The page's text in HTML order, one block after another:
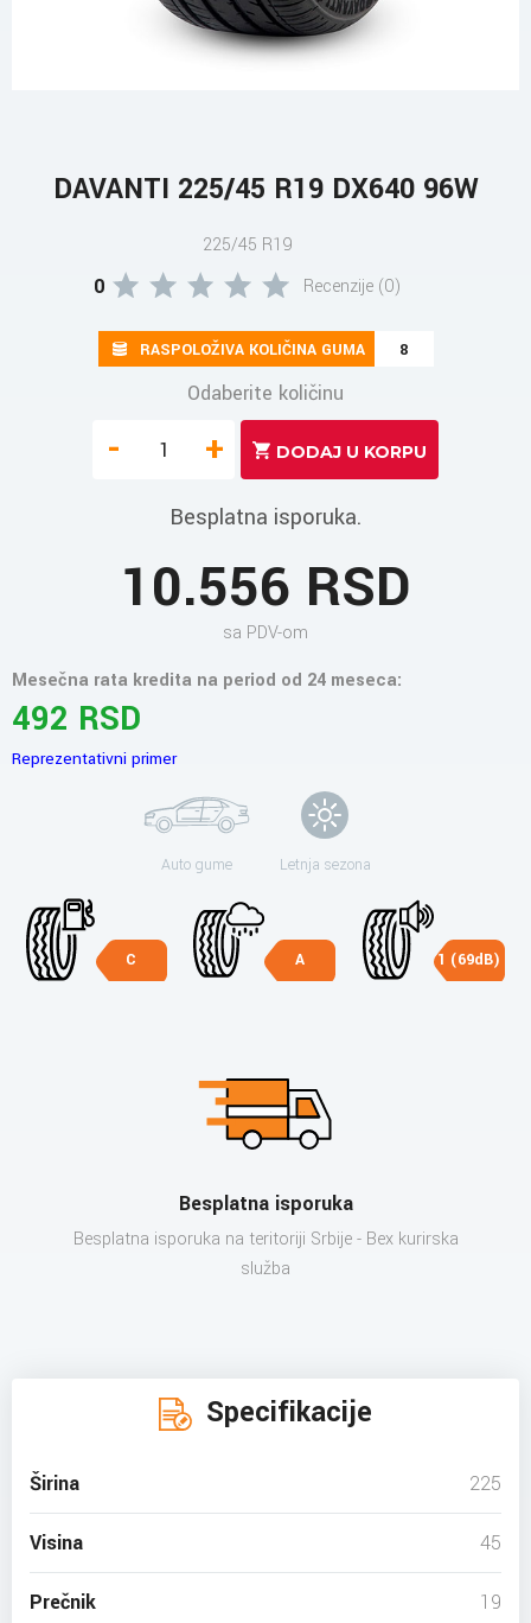
DAVANTI 225/45 R19 DX640 96W
225/45 R19
0 Recenzije (0)
RASPOLOŽIVA KOLIČINA GUMA 8
Odaberite količinu
- +
Besplatna isporuka.
10.556 RSD
sa PDV-om
Mesečna rata kredita na period od 24 meseca:
492 RSD
Reprezentativni primer
Auto gume Letnja sezona
C A 1 (69dB)
Besplatna isporuka
Besplatna isporuka na teritoriji Srbije - Bex kurirska
služba
Specifikacije
Širina 225
Visina 45
Prečnik 19